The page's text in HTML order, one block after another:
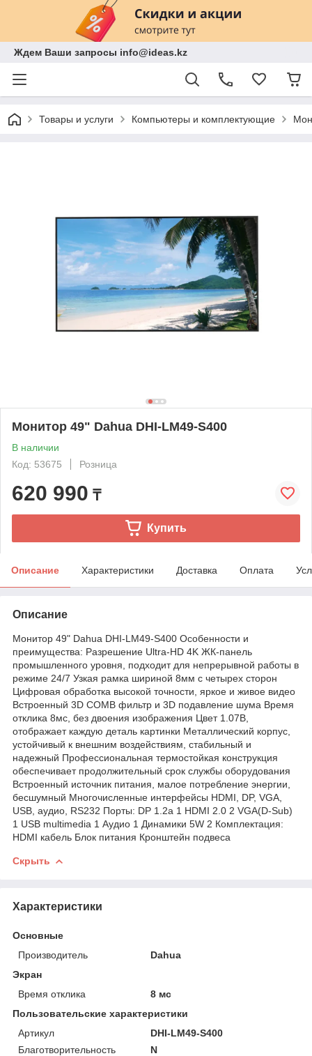
Ждем Ваши запросы info@ideas.kz
Товары и услуги Компьютеры и комплектующие
Монитор 49" Dahua DHI-LM49-S400
В наличии
Код: 53675
Розница
620 990 ₸
Купить
Описание Характеристики Доставка Оплата
Описание
Монитор 49" Dahua DHI-LM49-S400 Особенности и
преимущества: Разрешение Ultra-HD 4K ЖК-панель
промышленного уровня, подходит для непрерывной работы в
режиме 24/7 Узкая рамка шириной 8мм с четырех сторон
Цифровая обработка высокой точности, яркое и живое видео
Встроенный 3D COMB фильтр и 3D подавление шума Время
отклика 8мс, без двоения изображения Цвет 1.07B,
отображает каждую деталь картинки Металлический корпус,
устойчивый к внешним воздействиям, стабильный и
надежный Профессиональная термостойкая конструкция
обеспечивает продолжительный срок службы оборудования
Встроенный источник питания, малое потребление энергии,
бесшумный Многочисленные интерфейсы HDMI, DP, VGA,
USB, аудио, RS232 Порты: DP 1.2a 1 HDMI 2.0 2 VGA(D-Sub)
1 USB multimedia 1 Аудио 1 Динамики 5W 2 Комплектация:
HDMI кабель Блок питания Кронштейн подвеса
Скрыть
Характеристики
Основные
Производитель
Dahua
Экран
Время отклика
8 мс
Пользовательские характеристики
Артикул
DHI-LM49-S400
Благотворительность
N